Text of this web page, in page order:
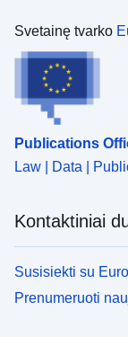
Svetainę tvarko
Publications
Law | Data |
Kontaktiniai
Susisiekti su
Prenumeruoti